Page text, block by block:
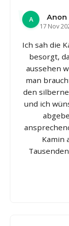
A
Anon
17 Nov
Ich sah die
besorgt,
aussehen
man
den
und ich
Kamin